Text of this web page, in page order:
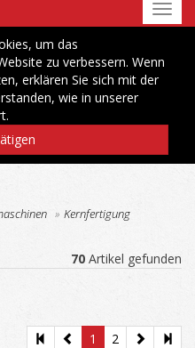
um das
zu verbessern. Wenn
erklären Sie sich mit der
wie in unserer
Kernfertigung
70 Artikel gefunden
1 2